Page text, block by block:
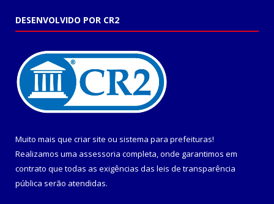
DESENVOLVIDO POR CR2
Muito mais que criar site ou sistema para prefeituras!
Realizamos uma assessoria completa, onde garantimos em
contrato que todas as exigências das leis de transparência
pública serão atendidas.